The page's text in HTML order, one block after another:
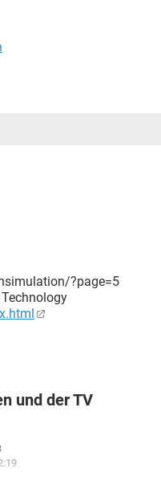
?page=5
und der TV